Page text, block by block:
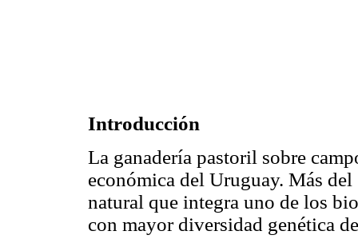
Introducción
La ganadería pastoril sobre
económica del Uruguay. Más
natural que integra uno de los
con mayor diversidad genética